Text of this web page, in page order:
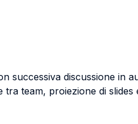
successiva discussione in
team, proiezione di